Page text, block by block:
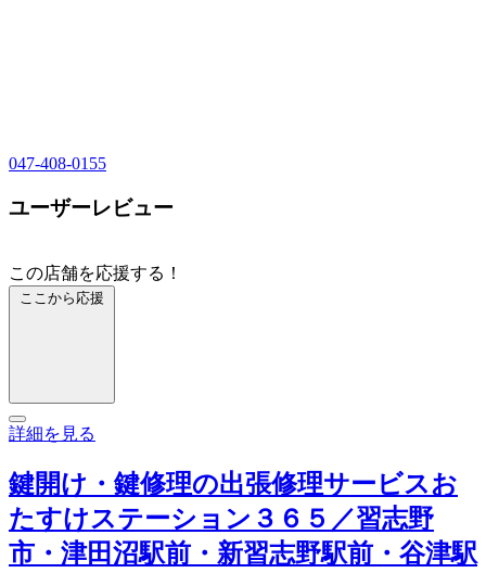
047-408-0155
ユーザーレビュー
この店舗を応援する！
ここから応援
詳細を見る
鍵開け・鍵修理の出張修理サービスお
たすけステーション３６５／習志野
市・津田沼駅前・新習志野駅前・谷津駅